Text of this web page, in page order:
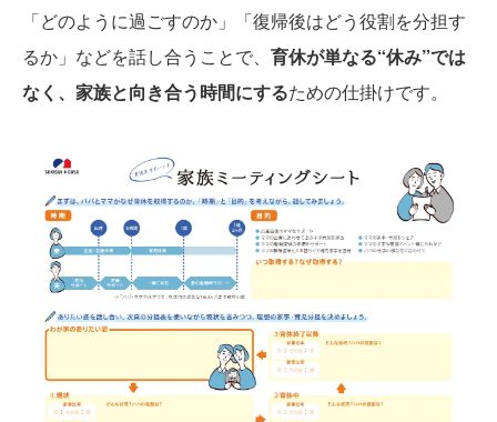
「どのように過ごすのか」「復帰後はどう役割を分担す
るか」などを話し合うことで、 育休が単なる“休み”では
なく、家族と向き合う時間にするための仕掛けです。